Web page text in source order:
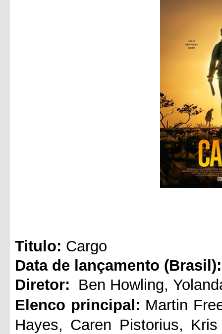
Titulo: Cargo
Data de lançamento (Brasil):
Diretor: Ben Howling,
Elenco principal: Martin
Hayes, Caren Pistorius,